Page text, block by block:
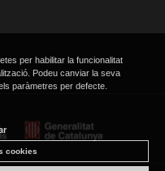
per habilitar la funcionalitat
Podeu canviar la seva
paràmetres per defecte.
cookies